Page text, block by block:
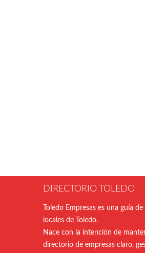
DIRECTORIO TOLEDO
Toledo Empresas es una guía
locales de Toledo.
Nace con la intención de
directorio de empresas claro,